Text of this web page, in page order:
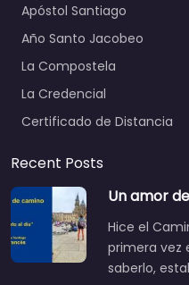
Apóstol Santiago
Año Santo Jacobeo
La Compostela
La Credencial
Certificado de Distancia
Recent Posts
Un amor
Hice el
primera vez
saberlo,